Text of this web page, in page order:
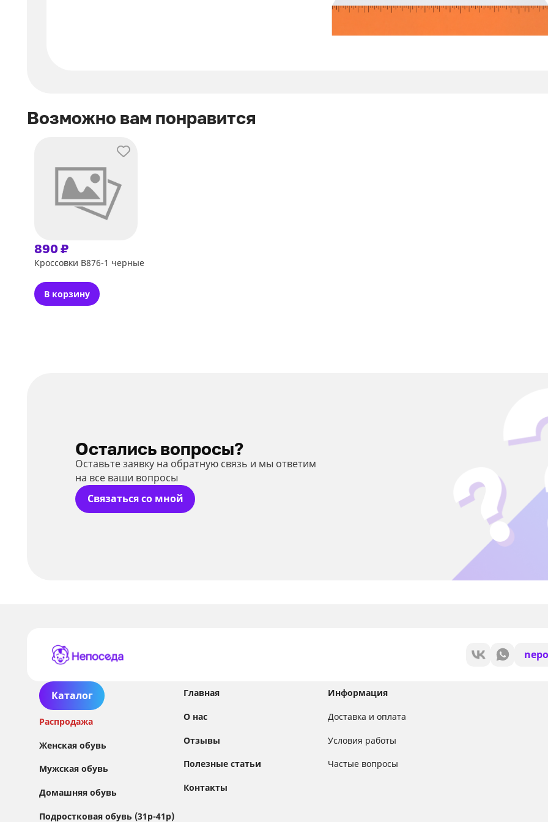
Возможно вам понравится
890 ₽
Кроссовки В876-1 черные
В корзину
Остались вопросы?
Оставьте заявку на обратную связь и мы ответим
на все ваши вопросы
Связаться со мной
Каталог
Распродажа
Женская обувь
Мужская обувь
Домашняя обувь
Подростковая обувь (31р-41р)
Главная
О нас
Отзывы
Полезные статьи
Контакты
Информация
Доставка и оплата
Условия работы
Частые вопросы
Сайт использует файлы Cookie